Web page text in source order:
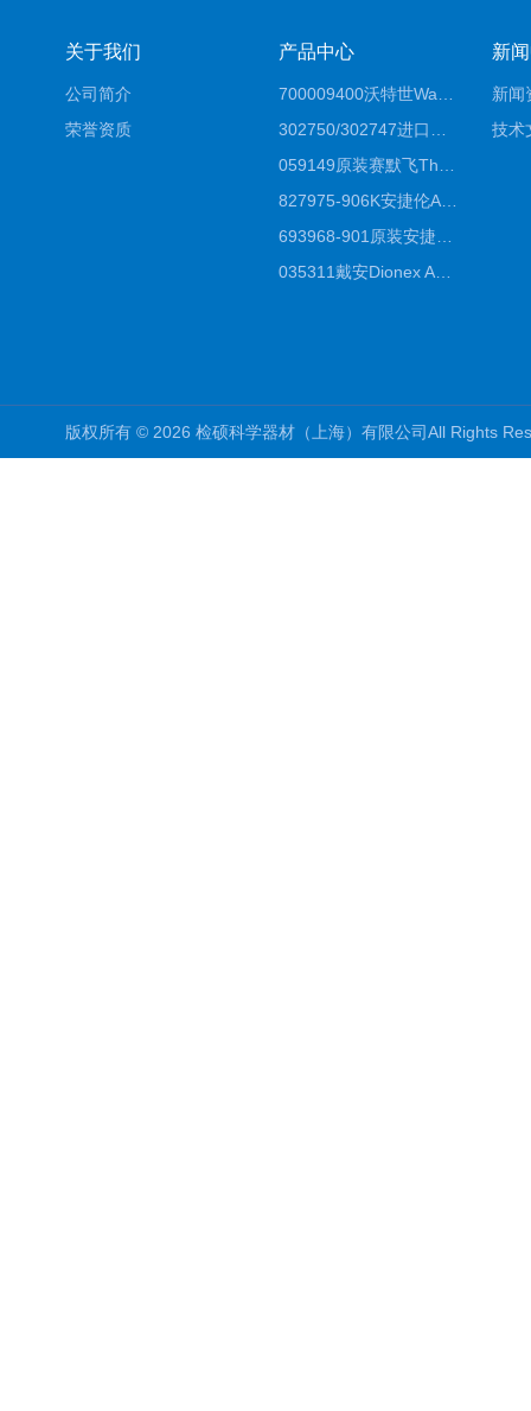
关于我们
公司简介
荣誉资质
产品中心
827975-906K安捷伦Agilent原装ZORBAX液相色谱柱*
035311戴安Dionex AS4分析柱阴离子交换色谱柱厂家
新
新闻
技术
版权所有 © 2026 检硕科学器材（上海）有限公司All Rights